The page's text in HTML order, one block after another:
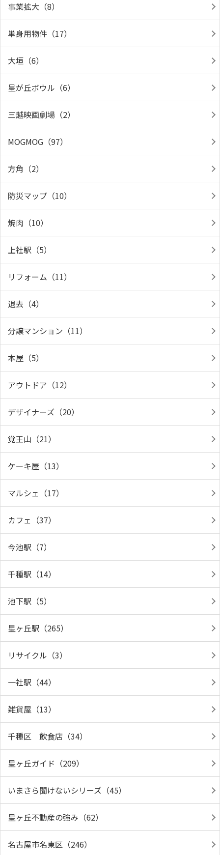
事業拡大（8）
単身用物件（17）
大垣（6）
星が丘ボウル（6）
三越映画劇場（2）
MOGMOG（97）
方角（2）
防災マップ（10）
焼肉（10）
上社駅（5）
リフォーム（11）
退去（4）
分譲マンション（11）
本屋（5）
アウトドア（12）
デザイナーズ（20）
覚王山（21）
ケーキ屋（13）
マルシェ（17）
カフェ（37）
今池駅（7）
千種駅（14）
池下駅（5）
星ヶ丘駅（265）
リサイクル（3）
一社駅（44）
雑貨屋（13）
千種区 飲食店（34）
星ヶ丘ガイド（209）
いまさら聞けないシリーズ（45）
星ヶ丘不動産の強み（62）
名古屋市名東区（246）